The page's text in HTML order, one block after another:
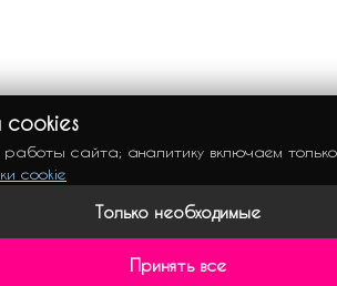
cookies
работы сайта; аналитику включаем
cookie
Только необходимые
Принять все